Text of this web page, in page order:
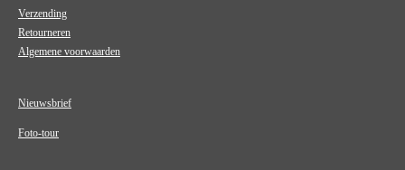
Verzending
Retourneren
Algemene voorwaarden
Nieuwsbrief
Foto-tour